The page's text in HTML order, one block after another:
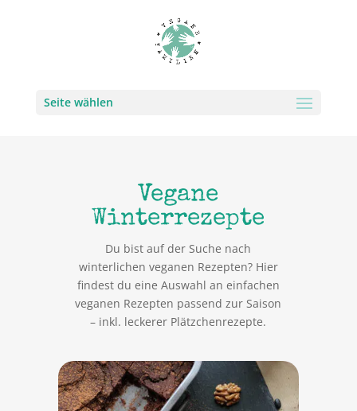
Seite wählen
Vegane
Winterrezepte
Du bist auf der Suche nach
winterlichen veganen Rezepten? Hier
findest du eine Auswahl an einfachen
veganen Rezepten passend zur Saison
– inkl. leckerer Plätzchenrezepte.